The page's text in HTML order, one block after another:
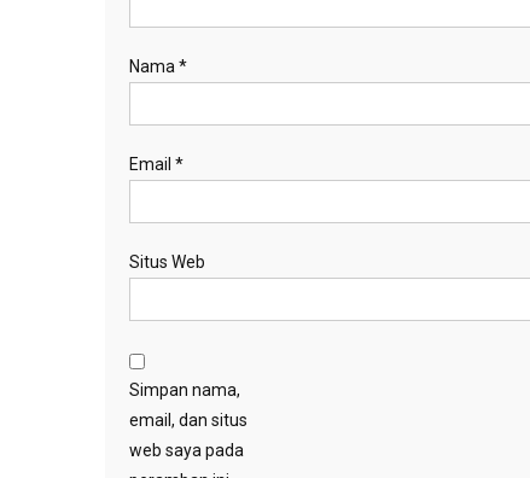
Nama *
Email *
Situs Web
Simpan nama,
email, dan situs
web saya pada